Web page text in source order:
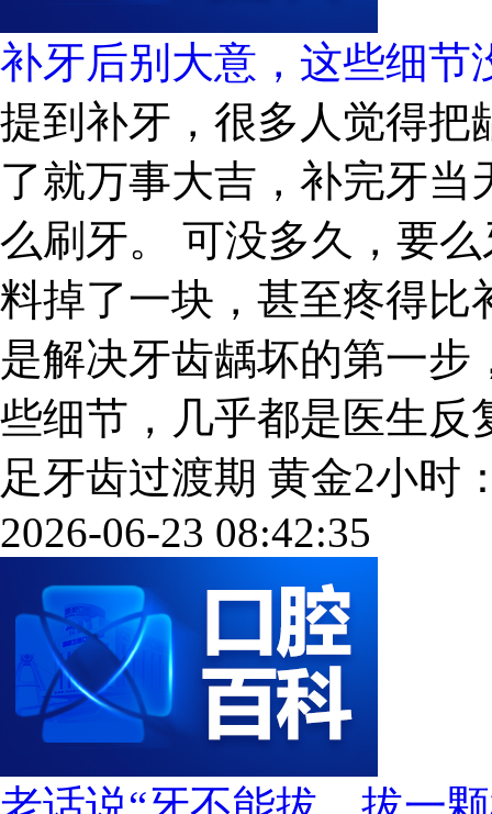
补牙后别大意，这些细节
提到补牙，很多人觉得把
了就万事大吉，补完牙
么刷牙。 可没多久，要
料掉了一块，甚至疼得比
是解决牙齿龋坏的第一
些细节，几乎都是医生反
足牙齿过渡期 黄金2小时
2026-06-23 08:42:35